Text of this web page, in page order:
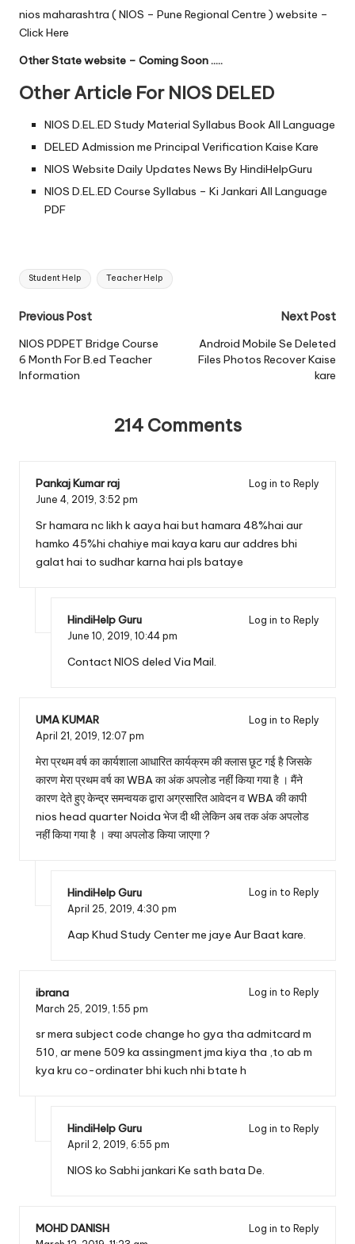
nios maharashtra ( NIOS – Pune Regional Centre ) website –
Click Here
Other State website – Coming Soon …..
Other Article For NIOS DELED
NIOS D.EL.ED Study Material Syllabus Book All Language
DELED Admission me Principal Verification Kaise Kare
NIOS Website Daily Updates News By HindiHelpGuru
NIOS D.EL.ED Course Syllabus – Ki Jankari All Language
PDF
Tags:
Student Help Teacher Help
Post
navigation
Previous Post
NIOS PDPET Bridge Course
6 Month For B.ed Teacher
Information
Next Post
Android Mobile Se Deleted
Files Photos Recover Kaise
kare
214 Comments
Pankaj Kumar raj
Log in to Reply
June 4, 2019, 3:52 pm
Sr hamara nc likh k aaya hai but hamara 48%hai aur
hamko 45%hi chahiye mai kaya karu aur addres bhi
galat hai to sudhar karna hai pls bataye
HindiHelp Guru
Log in to Reply
June 10, 2019, 10:44 pm
Contact NIOS deled Via Mail.
UMA KUMAR
Log in to Reply
April 21, 2019, 12:07 pm
मेरा प्रथम वर्ष का कार्यशाला आधारित कार्यक्रम की क्लास छूट गई है जिसके
कारण मेरा प्रथम वर्ष का WBA का अंक अपलोड नहीं किया गया है । मैंने
कारण देते हुए केन्द्र समन्वयक द्वारा अग्रसारित आवेदन व WBA की कापी
nios head quarter Noida भेज दी थी लेकिन अब तक अंक अपलोड
नहीं किया गया है । क्या अपलोड किया जाएगा ?
HindiHelp Guru
Log in to Reply
April 25, 2019, 4:30 pm
Aap Khud Study Center me jaye Aur Baat kare.
ibrana
Log in to Reply
March 25, 2019, 1:55 pm
sr mera subject code change ho gya tha admitcard m
510, ar mene 509 ka assingment jma kiya tha ,to ab m
kya kru co-ordinater bhi kuch nhi btate h
HindiHelp Guru
Log in to Reply
April 2, 2019, 6:55 pm
NIOS ko Sabhi jankari Ke sath bata De.
MOHD DANISH
Log in to Reply